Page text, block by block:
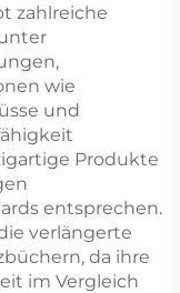
zahlreiche
wie
und
Produkte
entsprechen.
verlängerte
da ihre
im Vergleich